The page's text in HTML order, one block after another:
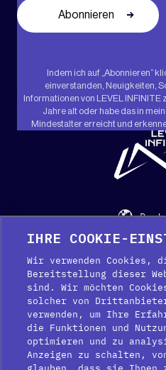
Indem ich auf „Abonnieren“
einverstanden, Neuigkeiten,
Informationen von LEVEL INFINITE
Jahre alt oder habe das in
Mindestalter erreicht und
IHRE COOKIE-
Wir verwenden Cookies,
Bereitstellung dieser
sind. Wir möchten
solcher von
verwenden, um Ihre
die Funktionen und
optimieren und zu
Anzeigen zu schalten,